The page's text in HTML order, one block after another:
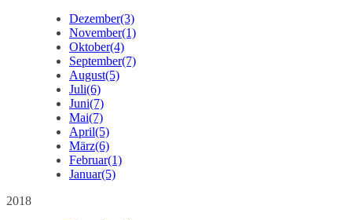
Dezember(3)
November(1)
Oktober(4)
September(7)
August(5)
Juli(6)
Juni(7)
Mai(7)
April(5)
März(6)
Februar(1)
Januar(5)
2018